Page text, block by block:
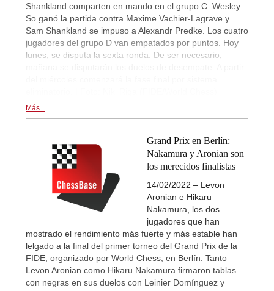
Shankland comparten en mando en el grupo C. Wesley
So ganó la partida contra Maxime Vachier-Lagrave y
Sam Shankland se impuso a Alexandr Predke. Los cuatro
jugadores del grupo D van empatados por puntos. Hoy
lunes, se disputa la sexta ronda. De ser necesario,
Más...
Grand Prix en Berlín:
Nakamura y Aronian son
los merecidos finalistas
14/02/2022 – Levon
Aronian e Hikaru
Nakamura, los dos
jugadores que han
mostrado el rendimiento más fuerte y más estable han
lelgado a la final del primer torneo del Grand Prix de la
FIDE, organizado por World Chess, en Berlín. Tanto
Levon Aronian como Hikaru Nakamura firmaron tablas
con negras en sus duelos con Leinier Domínguez y